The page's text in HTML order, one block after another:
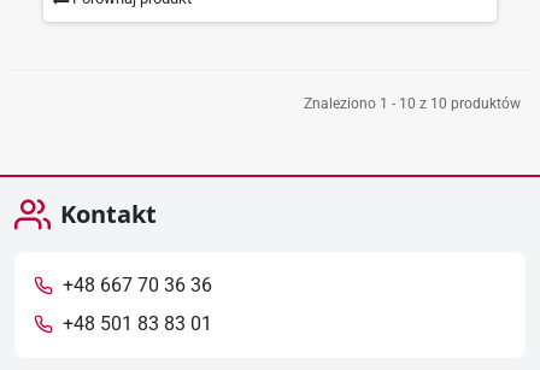
Znaleziono 1 - 10 z 10 produktów
Kontakt
+48 667 70 36 36
+48 501 83 83 01